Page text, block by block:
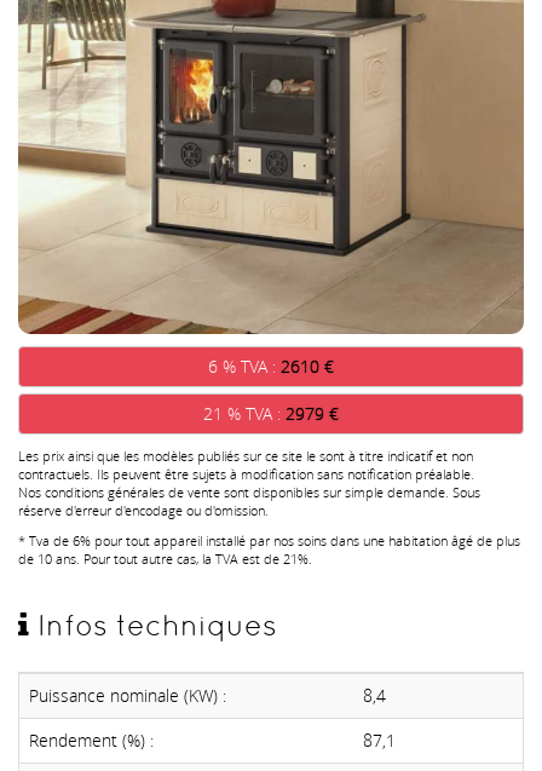
6 % TVA : 2610 €
21 % TVA : 2979 €
Les prix ainsi que les modèles publiés sur ce site le sont à titre indicatif et non
contractuels. Ils peuvent être sujets à modification sans notification préalable.
Nos conditions générales de vente sont disponibles sur simple demande. Sous
réserve d'erreur d'encodage ou d'omission.
* Tva de 6% pour tout appareil installé par nos soins dans une habitation âgé de plus
de 10 ans. Pour tout autre cas, la TVA est de 21%.
Infos techniques
Puissance nominale (KW) :
8,4
Rendement (%) :
87,1